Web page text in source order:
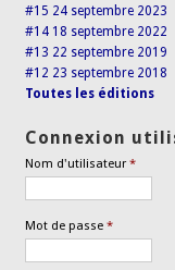
#15 24 septembre 2023
#14 18 septembre 2022
#13 22 septembre 2019
#12 23 septembre 2018
Toutes les éditions
Connexion
Nom d'utilisateur*
Mot de passe*